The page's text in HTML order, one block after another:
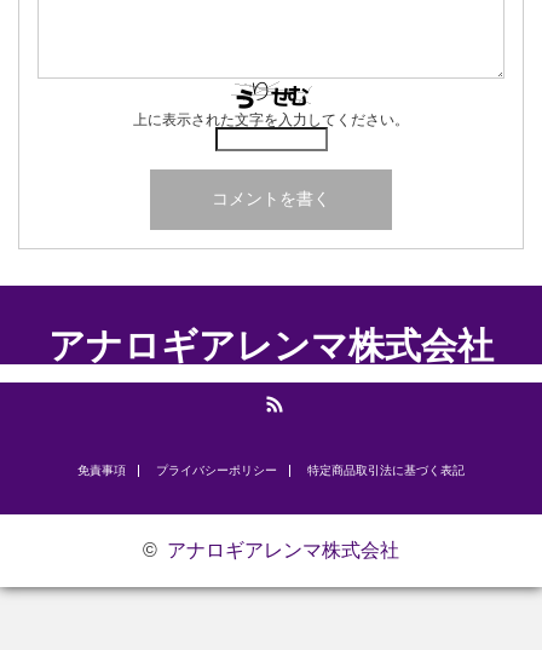
上に表示された文字を入力してください。
アナロギアレンマ株式会社
免責事項 プライバシーポリシー ​特定商品取引法に基づく表記
© アナロギアレンマ株式会社